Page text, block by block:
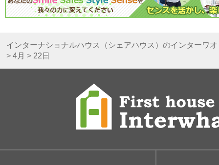
インターナショナルハウス（シェアハウス）のインターワオ
> 4月 > 22日